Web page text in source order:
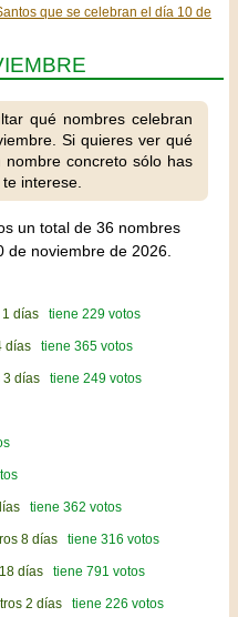
que se celebran el día 10 de
qué nombres celebran
Si quieres ver qué
concreto sólo has
interese.
un total de 36 nombres
de noviembre de 2026.
días tiene 229 votos
días tiene 365 votos
3 días tiene 249 votos
tiene 362 votos
8 días tiene 316 votos
días tiene 791 votos
2 días tiene 226 votos